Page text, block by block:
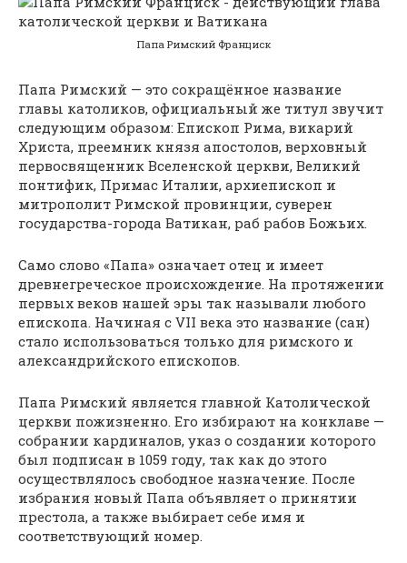
Папа Римский Франциск
Папа Римский — это сокращённое название
главы католиков, официальный же титул звучит
следующим образом: Епископ Рима, викарий
Христа, преемник князя апостолов, верховный
первосвященник Вселенской церкви, Великий
понтифик, Примас Италии, архиепископ и
митрополит Римской провинции, суверен
государства-города Ватикан, раб рабов Божьих.
Само слово «Папа» означает отец и имеет
древнегреческое происхождение. На протяжении
первых веков нашей эры так называли любого
епископа. Начиная с VII века это название (сан)
стало использоваться только для римского и
александрийского епископов.
Папа Римский является главной Католической
церкви пожизненно. Его избирают на конклаве —
собрании кардиналов, указ о создании которого
был подписан в 1059 году, так как до этого
осуществлялось свободное назначение. После
избрания новый Папа объявляет о принятии
престола, а также выбирает себе имя и
соответствующий номер.